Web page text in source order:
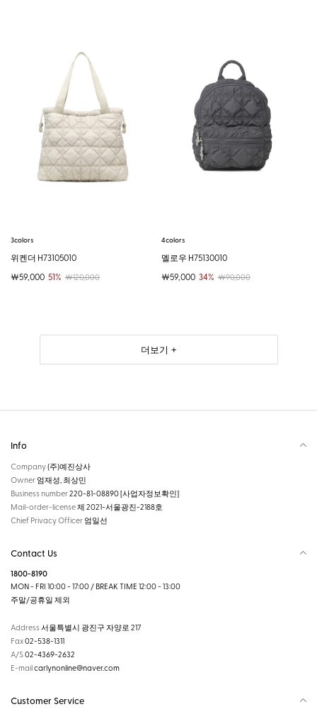
3colors
위켄더 H73105010
￦59,000 51% ￦120,000
4colors
멜로우 H75130010
￦59,000 34% ￦90,000
더보기 +
Info
Company(주)예진상사
Owner 엄재성, 최상민
Business number220-81-08890[사업자정보확인]
Mail-order-license제 2021-서울광진-2188호
Chief Privacy Officer 엄일선
Contact Us
1800-8190
MON - FRI 10:00 - 17:00 / BREAK TIME 12:00 - 13:00
주말/공휴일 제외
Address서울특별시 광진구 자양로 217
Fax02-538-1311
A/S02-4369-2632
E-mailcarlynonline@naver.com
Customer Service